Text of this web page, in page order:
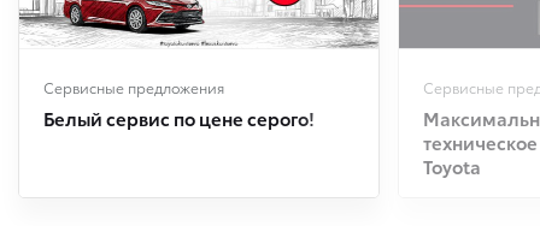
Сервисные предложения
Белый сервис по цене серого!
Сервисные
Toyota